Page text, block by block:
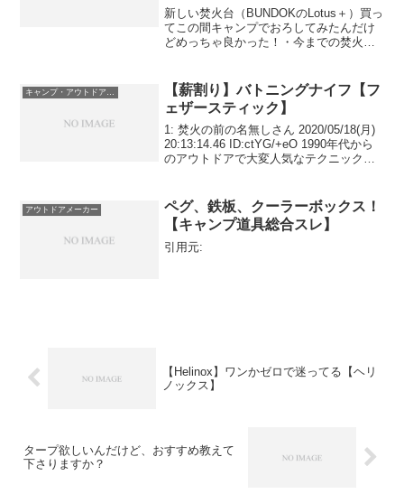
った・・・！
新しい焚火台（BUNDOKのLotus＋）買っ
てこの間キャンプでおろしてみたんだけ
どめっちゃ良かった！・今までの焚火台
スリットがないので灰が落ちない・安定
して持ち上げ...
キャンプ・アウトドア用品
【薪割り】バトニングナイフ【フ
ェザースティック】
1: 焚火の前の名無しさん 2020/05/18(月)
20:13:14.46 ID:ctYG/+eO 1990年代から
のアウトドアで大変人気なテクニックで
特化した...
アウトドアメーカー
ペグ、鉄板、クーラーボックス！
【キャンプ道具総合スレ】
引用元:
【Helinox】ワンかゼロで迷ってる【ヘリ
ノックス】
タープ欲しいんだけど、おすすめ教えて
下さりますか？